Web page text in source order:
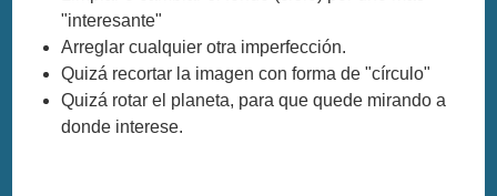
"interesante"
Arreglar cualquier otra imperfección.
Quizá recortar la imagen con forma de "círculo"
Quizá rotar el planeta, para que quede mirando a
donde interese.